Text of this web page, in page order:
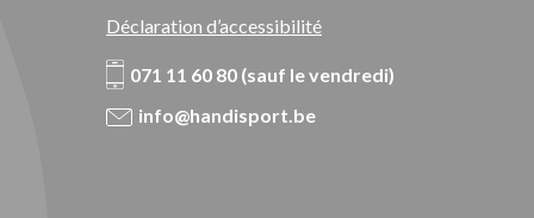
Déclaration d’accessibilité
071 11 60 80 (sauf le vendredi)
info@handisport.be